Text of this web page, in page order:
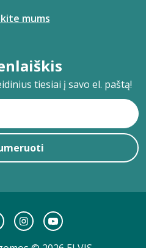
mums
tiesiai į savo el. paštą!